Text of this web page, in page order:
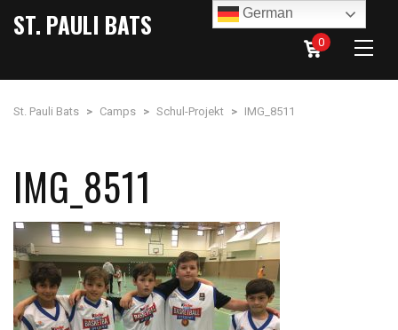
ST. PAULI BATS
0
St. Pauli Bats > Camps > Schul-Projekt > IMG_8511
IMG_8511
German